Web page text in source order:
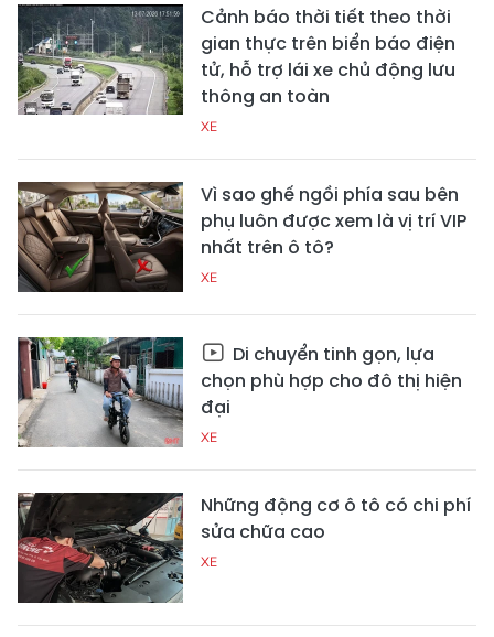
Cảnh báo thời tiết theo thời
gian thực trên biển báo điện
tử, hỗ trợ lái xe chủ động lưu
thông an toàn
XE
Vì sao ghế ngồi phía sau bên
phụ luôn được xem là vị trí VIP
nhất trên ô tô?
XE
Di chuyển tinh gọn, lựa
chọn phù hợp cho đô thị hiện
đại
XE
Những động cơ ô tô có chi phí
sửa chữa cao
XE